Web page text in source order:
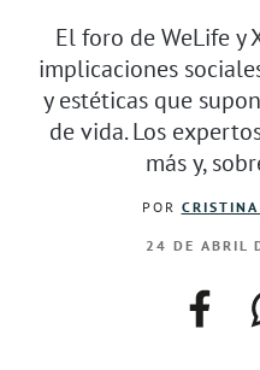
El foro de WeLife y
implicaciones
y estéticas que
de vida. Los
más y,
POR
24 DE